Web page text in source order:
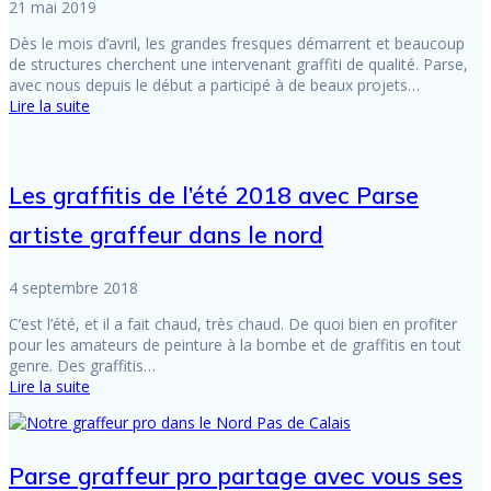
21 mai 2019
Dès le mois d’avril, les grandes fresques démarrent et beaucoup
de structures cherchent une intervenant graffiti de qualité. Parse,
avec nous depuis le début a participé à de beaux projets…
Lire la suite
Les graffitis de l’été 2018 avec Parse
artiste graffeur dans le nord
4 septembre 2018
C’est l’été, et il a fait chaud, très chaud. De quoi bien en profiter
pour les amateurs de peinture à la bombe et de graffitis en tout
genre. Des graffitis…
Lire la suite
Parse graffeur pro partage avec vous ses